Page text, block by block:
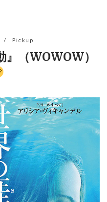
Pickup
』（WOWOW）